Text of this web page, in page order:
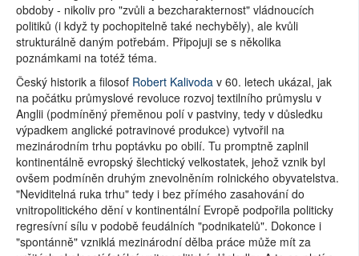
obdoby - nikoliv pro "zvůli a bezcharakternost" vládnoucích
politiků (i když ty pochopitelně také nechyběly), ale kvůli
strukturálně daným potřebám. Připojuji se s několika
poznámkami na totéž téma.
Český historik a filosof Robert Kalivoda v 60. letech ukázal, jak
na počátku průmyslové revoluce rozvoj textilního průmyslu v
Anglii (podmíněný přeměnou polí v pastviny, tedy v důsledku
výpadkem anglické potravinové produkce) vytvořil na
mezinárodním trhu poptávku po obilí. Tu promptně zaplnil
kontinentálně evropský šlechtický velkostatek, jehož vznik byl
ovšem podmíněn druhým znevolněním rolnického obyvatelstva.
"Neviditelná ruka trhu" tedy i bez přímého zasahování do
vnitropolitického dění v kontinentální Evropě podpořila politicky
regresívní sílu v podobě feudálních "podnikatelů". Dokonce i
"spontánně" vzniklá mezinárodní dělba práce může mít za